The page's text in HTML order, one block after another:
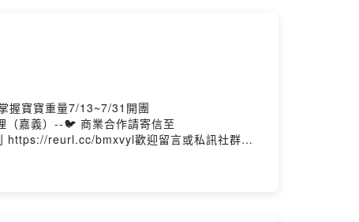
握寶寶重量7/13~7/31開團
嘉義）--🐦 商業合作請寄信至
reurl.cc/bmxvyl歡迎留言或私訊社群告